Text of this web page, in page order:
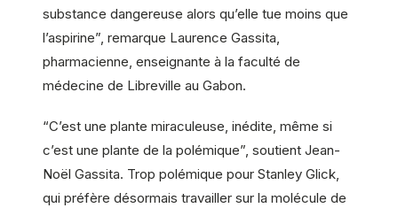
substance dangereuse alors qu’elle tue moins que
l’aspirine”, remarque Laurence Gassita,
pharmacienne, enseignante à la faculté de
médecine de Libreville au Gabon.
“C’est une plante miraculeuse, inédite, même si
c’est une plante de la polémique”, soutient Jean-
Noël Gassita. Trop polémique pour Stanley Glick,
qui préfère désormais travailler sur la molécule de